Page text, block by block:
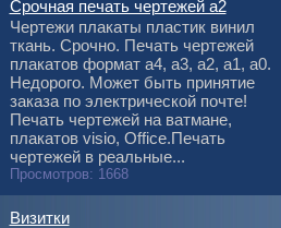
Срочная печать чертежей а2
Чертежи плакаты пластик винил
ткань. Срочно. Печать чертежей
плакатов формат а4, а3, а2, а1, а0.
Недорого. Может быть принятие
заказа по электрической почте!
Печать чертежей на ватмане,
плакатов visio, Office.Печать
чертежей в реальные...
Просмотров: 1668
Визитки